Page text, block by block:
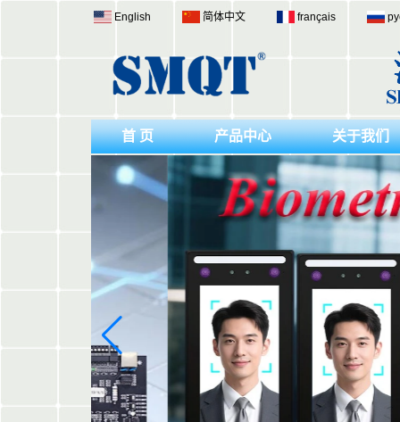
English 简体中文 français
首 页 产品中心 关于我们